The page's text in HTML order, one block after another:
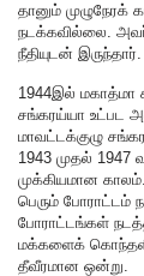
தானும்
நடக்கவில்லை.
நீதியுடன் இருந்தார்.
1944இல் மகாத்மா
சங்கரய்யா உட்பட
மாவட்டக்குழு
1943 முதல் 1947
முக்கியமான
பெரும் போராட்டம்
போராட்டங்கள்
மக்களைக்
தீவீரமான ஒன்று.